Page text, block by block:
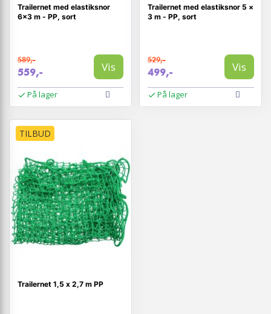
Trailernet med elastiksnor
6×3 m - PP, sort
589,-
559,- Vis
På lager
Trailernet med elastiksnor 5 ×
3 m - PP, sort
529,-
499,- Vis
På lager
TILBUD
Trailernet 1,5 x 2,7 m PP